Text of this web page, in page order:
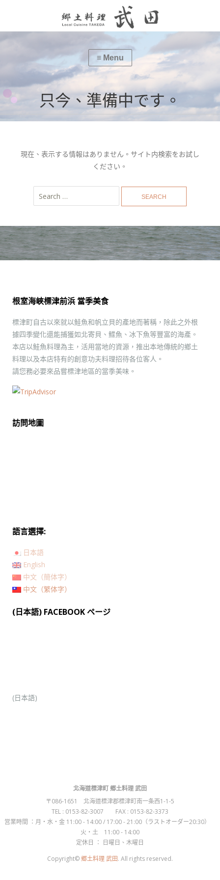
只今、準備中です。
現在、表示する情報はありません。サイト内検索をお試し
ください。
Search
for:
根室海峽標津前浜 當季美食
標津町自古以來就以鮭魚和帆立貝的產地而著稱，除此之外根
據四季變化還能捕獲如北寄貝、鰈魚、冰下魚等豐富的海產。
本店以鮭魚料理為主，活用當地的資源，推出本地傳統的鄉土
料理以及本店特有的創意功夫料理招待各位客人。
請您務必要來品嘗標津地區的當季美味。
訪問地圖
語言選擇:
日本語
English
中文（簡体字）
中文（繁体字）
(日本語) FACEBOOK ページ
(日本語)
北海道標津町 郷土料理 武田
〒086-1651 北海道標津郡標津町南一条西1-1-5
TEL : 0153-82-3007 FAX : 0153-82-3373
営業時間 ：月・水・金 11:00 - 14:00 / 17:00 - 21:00（ラストオーダー20:30）
火・土 11:00 - 14:00
定休日 ： 日曜日、木曜日
Copyright©郷土料理 武田. All rights reserved.